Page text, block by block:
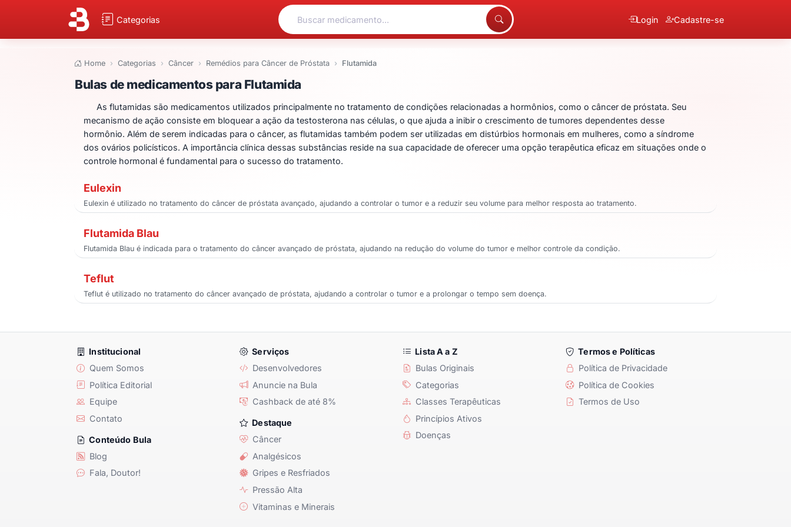
Categorias Login Cadastre-se
Home Categorias Câncer Remédios para Câncer de Próstata Flutamida
Bulas de medicamentos para Flutamida
Bulas de medicamentos para Flutamida
As flutamidas são medicamentos utilizados principalmente no tratamento de condições relacionadas a hormônios, como o câncer de próstata. Seu
mecanismo de ação consiste em bloquear a ação da testosterona nas células, o que ajuda a inibir o crescimento de tumores dependentes desse
hormônio. Além de serem indicadas para o câncer, as flutamidas também podem ser utilizadas em distúrbios hormonais em mulheres, como a síndrome
dos ovários policísticos. A importância clínica dessas substâncias reside na sua capacidade de oferecer uma opção terapêutica eficaz em situações onde o
controle hormonal é fundamental para o sucesso do tratamento.
Eulexin
Eulexin é utilizado no tratamento do câncer de próstata avançado, ajudando a controlar o tumor e a reduzir seu volume para melhor resposta ao tratamento.
Flutamida Blau
Flutamida Blau é indicada para o tratamento do câncer avançado de próstata, ajudando na redução do volume do tumor e melhor controle da condição.
Teflut
Teflut é utilizado no tratamento do câncer avançado de próstata, ajudando a controlar o tumor e a prolongar o tempo sem doença.
Institucional
Quem Somos
Política Editorial
Equipe
Contato
Conteúdo Bula
Blog
Fala, Doutor!
Serviços
Desenvolvedores
Anuncie na Bula
Cashback de até 8%
Destaque
Câncer
Analgésicos
Gripes e Resfriados
Pressão Alta
Vitaminas e Minerais
Lista A a Z
Bulas Originais
Categorias
Classes Terapêuticas
Princípios Ativos
Doenças
Termos e Políticas
Política de Privacidade
Política de Cookies
Termos de Uso